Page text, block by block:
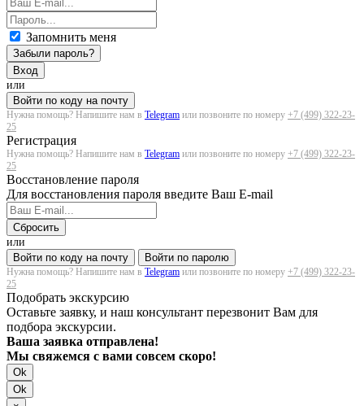
Запомнить меня
Забыли пароль?
Вход
или
Войти по коду на почту
Нужна помощь? Напишите нам в Telegram или позвоните по номеру +7 (499) 322-23-
25
Регистрация
Нужна помощь? Напишите нам в Telegram или позвоните по номеру +7 (499) 322-23-
25
Восстановление пароля
Для восстановления пароля введите Ваш E-mail
Сбросить
или
Войти по коду на почту
Войти по паролю
Нужна помощь? Напишите нам в Telegram или позвоните по номеру +7 (499) 322-23-
25
Подобрать экскурсию
Оставьте заявку, и наш консультант перезвонит Вам для
подбора экскурсии.
Ваша заявка отправлена!
Мы свяжемся с вами совсем скоро!
Ok
Ok